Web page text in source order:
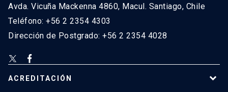
Avda. Vicuña Mackenna 4860, Macul. Santiago, Chile
Teléfono: +56 2 2354 4303
Dirección de Postgrado: +56 2 2354 4028
ACREDITACIÓN